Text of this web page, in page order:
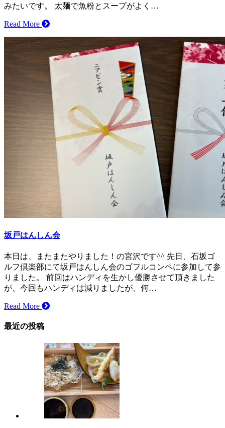
みたいです。 太麺で魚粉とスープがよく…
Read More
坂戸はんしん会
本日は、またまたやりました！の宮沢です^^ 先日、石坂ゴ
ルフ倶楽部にて坂戸はんしん会のゴフルコンペに参加して参
りました。 前回はハンディを生かし優勝させて頂きました
が、今回もハンディは減りましたが、何…
Read More
最近の投稿